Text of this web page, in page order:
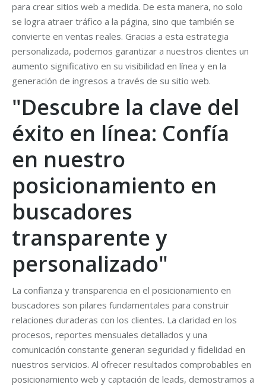
para crear sitios web a medida. De esta manera, no solo
se logra atraer tráfico a la página, sino que también se
convierte en ventas reales. Gracias a esta estrategia
personalizada, podemos garantizar a nuestros clientes un
aumento significativo en su visibilidad en línea y en la
generación de ingresos a través de su sitio web.
"Descubre la clave del
éxito en línea: Confía
en nuestro
posicionamiento en
buscadores
transparente y
personalizado"
La confianza y transparencia en el posicionamiento en
buscadores son pilares fundamentales para construir
relaciones duraderas con los clientes. La claridad en los
procesos, reportes mensuales detallados y una
comunicación constante generan seguridad y fidelidad en
nuestros servicios. Al ofrecer resultados comprobables en
posicionamiento web y captación de leads, demostramos a